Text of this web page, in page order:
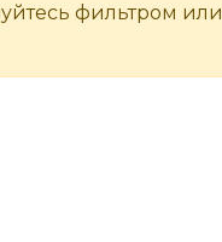
фильтром или